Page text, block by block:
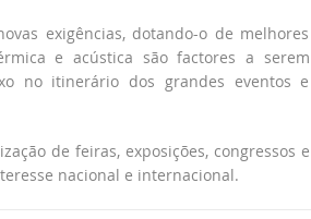
exigências, dotando-o de melhores
e acústica são factores a serem
no itinerário dos grandes eventos e
de feiras, exposições, congressos e
nacional e internacional.